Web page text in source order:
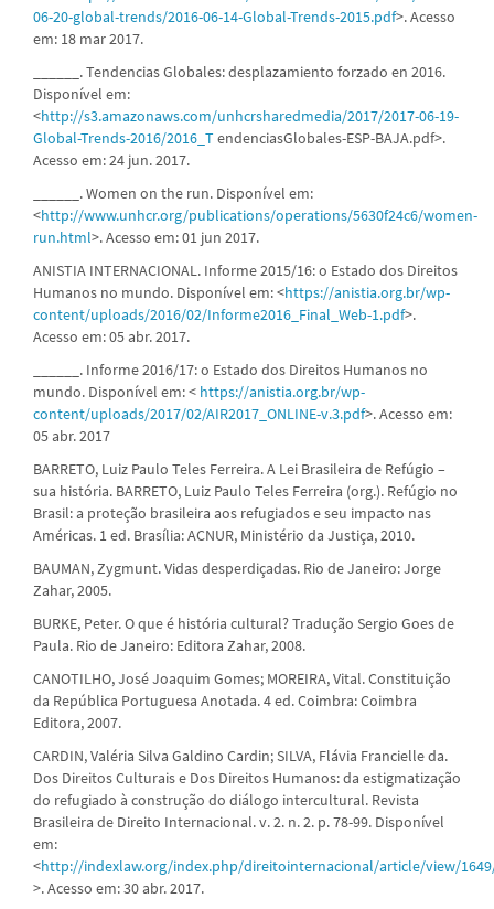
06-20-global-trends/2016-06-14-Global-Trends-2015.pdf>. Acesso
em: 18 mar 2017.
______. Tendencias Globales: desplazamiento forzado en 2016.
Disponível em:
<http://s3.amazonaws.com/unhcrsharedmedia/2017/2017-06-19-
Global-Trends-2016/2016_TendenciasGlobales-ESP-BAJA.pdf>.
Acesso em: 24 jun. 2017.
______. Women on the run. Disponível em:
<http://www.unhcr.org/publications/operations/5630f24c6/women-
run.html>. Acesso em: 01 jun 2017.
ANISTIA INTERNACIONAL. Informe 2015/16: o Estado dos Direitos
Humanos no mundo. Disponível em: <https://anistia.org.br/wp-
content/uploads/2016/02/Informe2016_Final_Web-1.pdf>.
Acesso em: 05 abr. 2017.
______. Informe 2016/17: o Estado dos Direitos Humanos no
mundo. Disponível em: < https://anistia.org.br/wp-
content/uploads/2017/02/AIR2017_ONLINE-v.3.pdf>. Acesso em:
05 abr. 2017
BARRETO, Luiz Paulo Teles Ferreira. A Lei Brasileira de Refúgio –
sua história. BARRETO, Luiz Paulo Teles Ferreira (org.). Refúgio no
Brasil: a proteção brasileira aos refugiados e seu impacto nas
Américas. 1 ed. Brasília: ACNUR, Ministério da Justiça, 2010.
BAUMAN, Zygmunt. Vidas desperdiçadas. Rio de Janeiro: Jorge
Zahar, 2005.
BURKE, Peter. O que é história cultural? Tradução Sergio Goes de
Paula. Rio de Janeiro: Editora Zahar, 2008.
CANOTILHO, José Joaquim Gomes; MOREIRA, Vital. Constituição
da República Portuguesa Anotada. 4 ed. Coimbra: Coimbra
Editora, 2007.
CARDIN, Valéria Silva Galdino Cardin; SILVA, Flávia Francielle da.
Dos Direitos Culturais e Dos Direitos Humanos: da estigmatização
do refugiado à construção do diálogo intercultural. Revista
Brasileira de Direito Internacional. v. 2. n. 2. p. 78-99. Disponível
em:
<http://indexlaw.org/index.php/direitointernacional/article/view/
>. Acesso em: 30 abr. 2017.